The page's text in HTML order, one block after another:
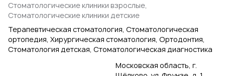
Стоматологические клиники взрослые,
Стоматологические клиники детские
Терапевтическая стоматология, Стоматологическая
ортопедия, Хирургическая стоматология, Ортодонтия,
Стоматология детская, Стоматологическая диагностика
Московская область, г.